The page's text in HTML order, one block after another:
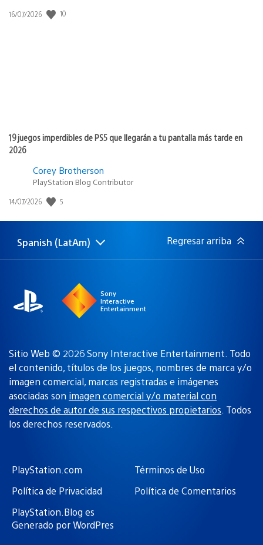
Fecha
16/07/2026 10
19 juegos imperdibles de PS5 que llegarán a tu pantalla más tarde en
2026
Corey Brotherson
PlayStation Blog Contributor
Fecha
publicación:
14/07/2026 5
Elige
una
Región
actual:
Spanish (LatAm) Regresar arriba
Sony
Interactive
Entertainment
Sitio Web © 2026 Sony Interactive Entertainment. Todo
el contenido, títulos de los juegos, nombres de marca y/o
imagen comercial, marcas registradas e imágenes
asociadas son imagen comercial y/o material con
derechos de autor de sus respectivos propietarios. Todos
los derechos reservados.
PlayStation.com
Términos de Uso
Política de Privacidad
Política de Comentarios
PlayStation.Blog es
Generado por WordPres